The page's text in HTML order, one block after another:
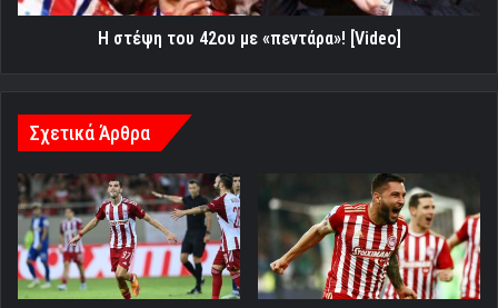
Η στέψη του 42ου με «πεντάρα»! [Video]
Σχετικά Άρθρα